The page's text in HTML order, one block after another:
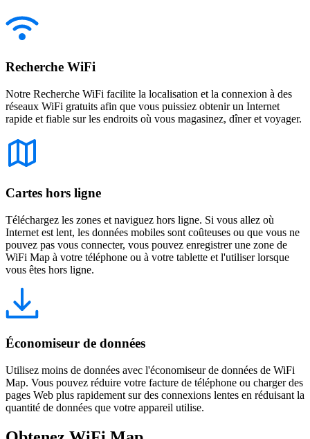
Recherche WiFi
Notre Recherche WiFi facilite la localisation et la connexion à des
réseaux WiFi gratuits afin que vous puissiez obtenir un Internet
rapide et fiable sur les endroits où vous magasinez, dîner et voyager.
Cartes hors ligne
Téléchargez les zones et naviguez hors ligne. Si vous allez où
Internet est lent, les données mobiles sont coûteuses ou que vous ne
pouvez pas vous connecter, vous pouvez enregistrer une zone de
WiFi Map à votre téléphone ou à votre tablette et l'utiliser lorsque
vous êtes hors ligne.
Économiseur de données
Utilisez moins de données avec l'économiseur de données de WiFi
Map. Vous pouvez réduire votre facture de téléphone ou charger des
pages Web plus rapidement sur des connexions lentes en réduisant la
quantité de données que votre appareil utilise.